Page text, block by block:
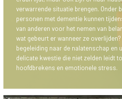
verwarrende situatie brengen. Onder
personen met dementie kunnen
van anderen voor het nemen van
wat gebeurt er wanneer ze
begeleiding naar de nalatenschap en
delicate kwestie die niet zelden leidt
hoofdbrekens en emotionele stress.